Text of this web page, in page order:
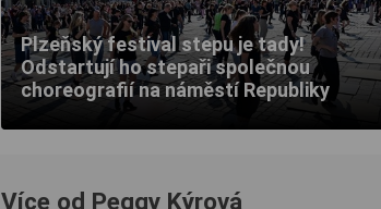
Plzeňský festival stepu je tady!
Odstartují ho stepaři společnou
choreografií na náměstí Republiky
Více od Peggy Kýrová